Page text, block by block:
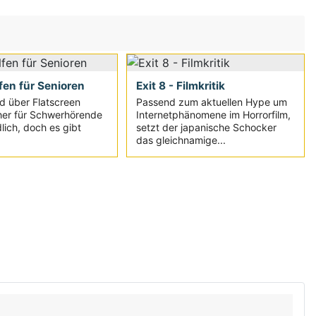
für Senioren
über Flatscreen
für Schwerhörende
doch es gibt
Exit 8 - Filmkritik
Passend zum aktuellen Hype um
Internetphänomene im Horrorfilm,
setzt der japanische Schocker
das gleichnamige...